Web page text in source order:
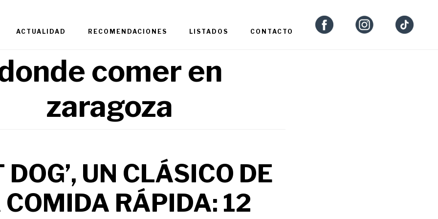
ACTUALIDAD RECOMENDACIONES LISTADOS CONTACTO
comer en
zaragoza
DOG’, UN CLÁSICO DE
COMIDA RÁPIDA: 12